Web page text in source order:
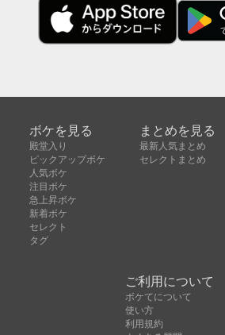
ボケを見る
殿堂入り
ピックアップボケ
人気ボケ
注目ボケ
急上昇ボケ
新着ボケ
セレクト
タグ
まとめを見る
最新人気まとめ
セレクトまとめ
ご利用について
ボケてについて
使い方
利用規約